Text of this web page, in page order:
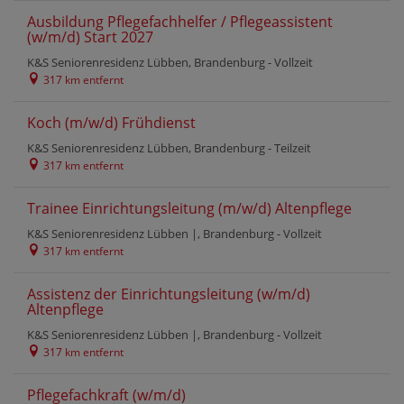
Ausbildung Pflegefachhelfer / Pflegeassistent
(w/m/d) Start 2027
K&S Seniorenresidenz Lübben, Brandenburg -Vollzeit
317 km entfernt
Koch (m/w/d) Frühdienst
K&S Seniorenresidenz Lübben, Brandenburg -Teilzeit
317 km entfernt
Trainee Einrichtungsleitung (m/w/d) Altenpflege
K&S Seniorenresidenz Lübben |, Brandenburg -Vollzeit
317 km entfernt
Assistenz der Einrichtungsleitung (w/m/d)
Altenpflege
K&S Seniorenresidenz Lübben |, Brandenburg -Vollzeit
317 km entfernt
Pflegefachkraft (w/m/d)